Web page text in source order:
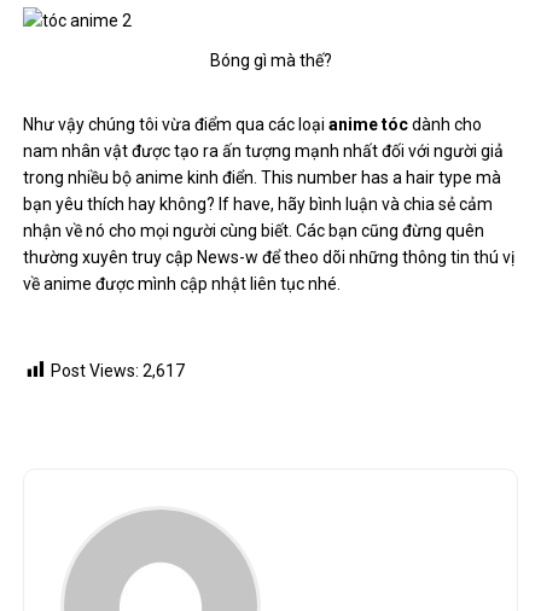
Bóng gì mà thế?
Như vậy chúng tôi vừa điểm qua các loạianime tócdành cho
nam nhân vật được tạo ra ấn tượng mạnh nhất đối với người giả
trong nhiều bộ anime kinh điển. This number has a hair type mà
bạn yêu thích hay không? If have, hãy bình luận và chia sẻ cảm
nhận về nó cho mọi người cùng biết. Các bạn cũng đừng quên
thường xuyên truy cập News-w để theo dõi những thông tin thú vị
về anime được mình cập nhật liên tục nhé.
Post Views: 2,617